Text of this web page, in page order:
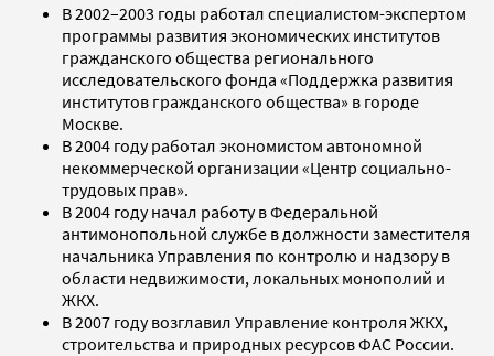
В 2002–2003 годы работал специалистом-экспертом
программы развития экономических институтов
гражданского общества регионального
исследовательского фонда «Поддержка развития
институтов гражданского общества» в городе
Москве.
В 2004 году работал экономистом автономной
некоммерческой организации «Центр социально-
трудовых прав».
В 2004 году начал работу в Федеральной
антимонопольной службе в должности заместителя
начальника Управления по контролю и надзору в
области недвижимости, локальных монополий и
ЖКХ.
В 2007 году возглавил Управление контроля ЖКХ,
строительства и природных ресурсов ФАС России.